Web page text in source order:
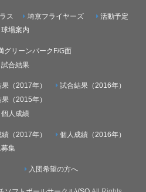
ス 埼京フライヤーズ
活動予定
球場案内
グリーンパークF/G面
試合結果
（2017年）
試合結果（2016年）
（2015年）
個人成績
（2017年）
個人成績（2016年）
募集
入団希望の方へ